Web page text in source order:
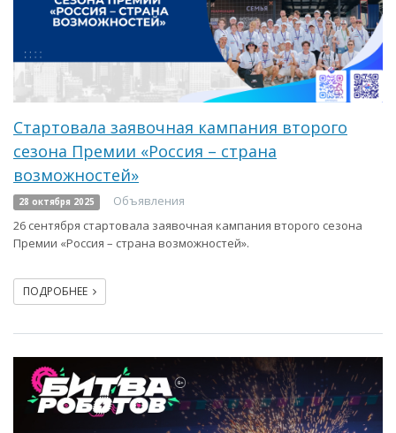
Стартовала заявочная кампания второго
сезона Премии «Россия – страна
возможностей»
28 октября 2025
Объявления
26 сентября стартовала заявочная кампания второго сезона
Премии «Россия – страна возможностей».
ПОДРОБНЕЕ